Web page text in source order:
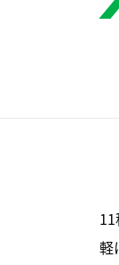
軽